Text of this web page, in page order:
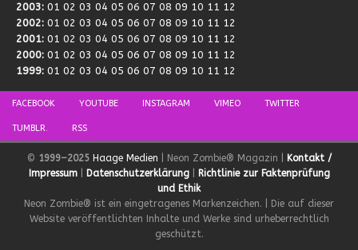
2003: 01 02 03 04 05 06 07 08 09 10 11 12
2002: 01 02 03 04 05 06 07 08 09 10 11 12
2001: 01 02 03 04 05 06 07 08 09 10 11 12
2000: 01 02 03 04 05 06 07 08 09 10 11 12
1999: 01 02 03 04 05 06 07 08 09 10 11 12
FACEBOOK YOUTUBE INSTAGRAM VIMEO TWITTER
TUMBLR. RSS
© 1999–2025 Haage Medien | Neon Zombie® Magazin |
Kontakt /
Impressum| Datenschutzerklärung|
Richtlinie zur Faktenprüfung
und Ethik
Neon Zombie® ist ein eingetragenes Markenzeichen. | Die auf dieser
Website veröffentlichten Inhalte und Werke sind urheberrechtlich
geschützt.